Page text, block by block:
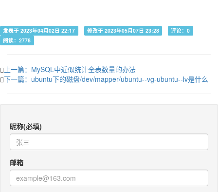
发表于 2023年04月02日 22:17 修改于 2023年05月07日 23:28
评论：0
阅读：2778
上一篇：MySQL中近似统计全表数量的办法
下一篇：ubuntu下的磁盘/dev/mapper/ubuntu--vg-ubuntu--lv是什么
昵称(必填)
邮箱